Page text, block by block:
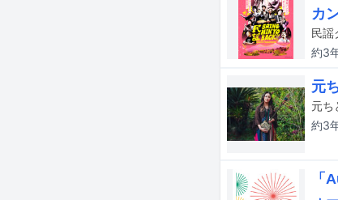
カ
約3
元
元ち
約3
「